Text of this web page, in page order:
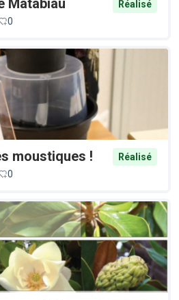
Matabiau
Réalisé
0
moustiques !
Réalisé
0